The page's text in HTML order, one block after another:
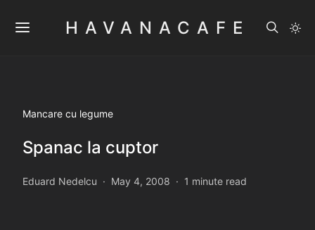
HAVANACAFE
Mancare cu legume
Spanac la cuptor
Eduard Nedelcu May 4, 2008 1 minute read